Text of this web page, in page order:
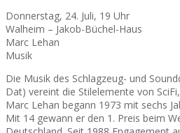
Donnerstag, 24. Juli, 19 Uhr
Walheim – Jakob-Büchel-Haus
Marc Lehan
Musik
Die Musik des Schlagzeug- und
Dat) vereint die Stilelemente von
Marc Lehan begann 1973 mit sechs
Mit 14 gewann er den 1. Preis beim